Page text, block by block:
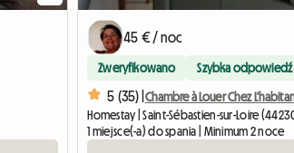
45 € / noc
Zweryfikowano Szybka odpowiedź
5 (35) | Chambre à Louer Chez
Homestay | Saint-Sébastien-sur-Loire
1 miejsce(-a) do spania | Minimum 2 noce